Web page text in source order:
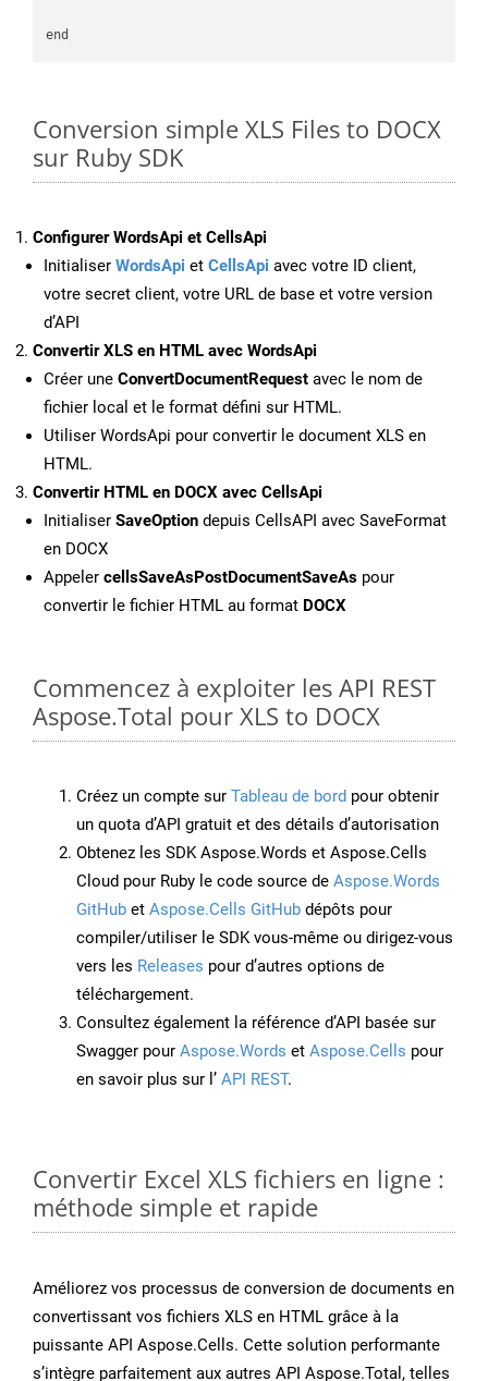
Conversion simple XLS Files to DOCX
sur Ruby SDK
Configurer WordsApi et CellsApi
Initialiser WordsApi et CellsApi avec votre ID client,
votre secret client, votre URL de base et votre version
d’API
Convertir XLS en HTML avec WordsApi
Créer une ConvertDocumentRequest avec le nom de
fichier local et le format défini sur HTML.
Utiliser WordsApi pour convertir le document XLS en
HTML.
Convertir HTML en DOCX avec CellsApi
Initialiser SaveOption depuis CellsAPI avec SaveFormat
en DOCX
Appeler cellsSaveAsPostDocumentSaveAs pour
convertir le fichier HTML au format DOCX
Commencez à exploiter les API REST
Aspose.Total pour XLS to DOCX
Créez un compte sur Tableau de bord pour obtenir
un quota d’API gratuit et des détails d’autorisation
Obtenez les SDK Aspose.Words et Aspose.Cells
Cloud pour Ruby le code source de Aspose.Words
GitHub et Aspose.Cells GitHub dépôts pour
compiler/utiliser le SDK vous-même ou dirigez-vous
vers les Releases pour d’autres options de
téléchargement.
Consultez également la référence d’API basée sur
Swagger pour Aspose.Words et Aspose.Cells pour
en savoir plus sur l’ API REST.
Convertir Excel XLS fichiers en ligne :
méthode simple et rapide
Améliorez vos processus de conversion de documents en
convertissant vos fichiers XLS en HTML grâce à la
puissante API Aspose.Cells. Cette solution performante
s’intègre parfaitement aux autres API Aspose.Total, telles